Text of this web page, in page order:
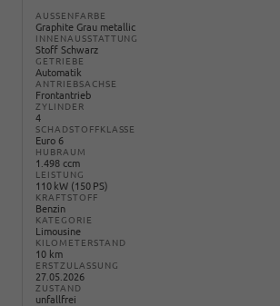
AUSSENFARBE
Graphite Grau metallic
INNENAUSSTATTUNG
Stoff Schwarz
GETRIEBE
Automatik
ANTRIEBSACHSE
Frontantrieb
ZYLINDER
4
SCHADSTOFFKLASSE
Euro 6
HUBRAUM
1.498 ccm
LEISTUNG
110 kW (150 PS)
KRAFTSTOFF
Benzin
KATEGORIE
Limousine
KILOMETERSTAND
10 km
ERSTZULASSUNG
27.05.2026
ZUSTAND
unfallfrei